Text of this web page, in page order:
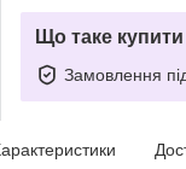
Що таке
Замовлення